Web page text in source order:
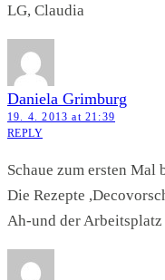
LG, Claudia
Daniela Grimburg
19. 4. 2013 at 21:39
REPLY
Schaue zum ersten
Die Rezepte
Ah-und der